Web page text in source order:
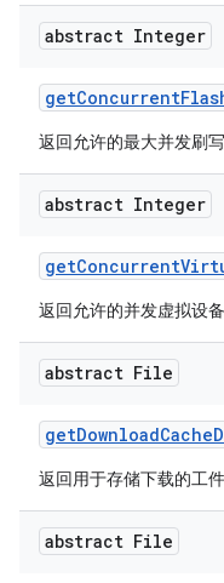
abstract Integer
getConcurrent
返回允许的最大并发刷写
abstract Integer
getConcurrent
返回允许的并发虚拟设
abstract File
getDownloadCache
返回用于存储下载的工件
abstract File